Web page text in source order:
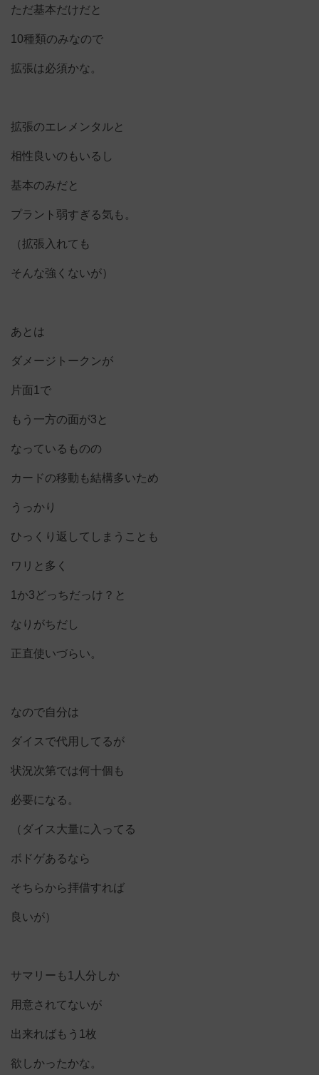
ただ基本だけだと
10種類のみなので
拡張は必須かな。
拡張のエレメンタルと
相性良いのもいるし
基本のみだと
プラント弱すぎる気も。
（拡張入れても
そんな強くないが）
あとは
ダメージトークンが
片面1で
もう一方の面が3と
なっているものの
カードの移動も結構多いため
うっかり
ひっくり返してしまうことも
ワリと多く
1か3どっちだっけ？と
なりがちだし
正直使いづらい。
なので自分は
ダイスで代用してるが
状況次第では何十個も
必要になる。
（ダイス大量に入ってる
ボドゲあるなら
そちらから拝借すれば
良いが）
サマリーも1人分しか
用意されてないが
出来ればもう1枚
欲しかったかな。